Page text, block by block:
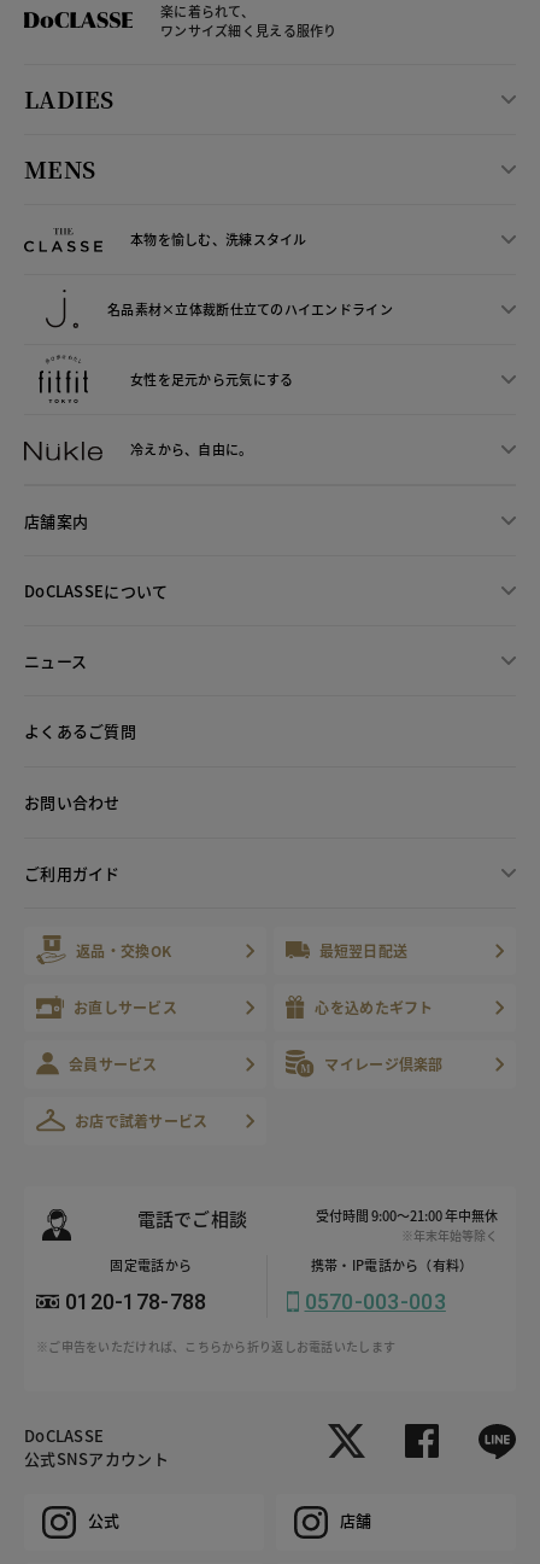
楽に着られて、
ワンサイズ細く見える服作り
LADIES
MENS
本物を愉しむ、洗練スタイル
名品素材×立体裁断仕立てのハイエンドライン
女性を足元から元気にする
冷えから、 自由に。
店舗案内
DoCLASSEについて
ニュース
よくあるご質問
お問い合わせ
ご利用ガイド
返品・交換OK 最短翌日配送
お直しサービス 心を込めたギフト
会員サービス マイレージ倶楽部
お店で試着サービス
電話でご相談 受付時間 9:00～21:00 年中無休
※年末年始等除く
固定電話から
0120-178-788
携帯・IP電話から（有料）
0570-003-003
※ご申告をいただければ、こちらから折り返しお電話いたします
DoCLASSE
公式SNSアカウント
公式 店舗